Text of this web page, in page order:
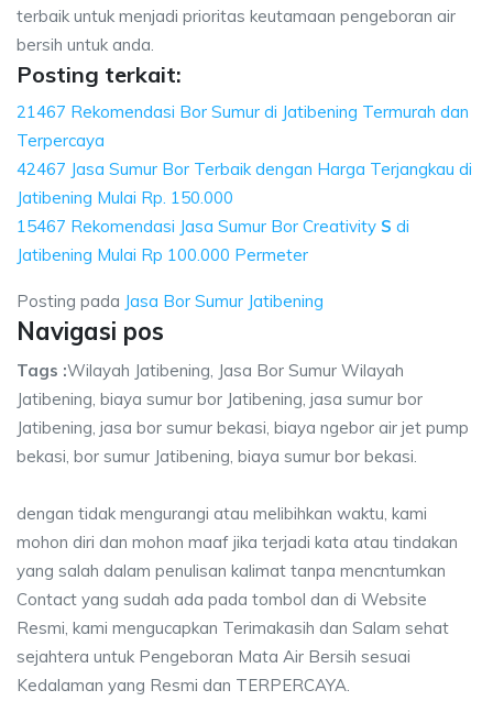
terbaik untuk menjadi prioritas keutamaan pengeboran air
bersih untuk anda.
Posting terkait:
21467 Rekomendasi Bor Sumur di Jatibening Termurah dan
Terpercaya
42467 Jasa Sumur Bor Terbaik dengan Harga Terjangkau di
Jatibening Mulai Rp. 150.000
15467 Rekomendasi Jasa Sumur Bor Creativity S di
Jatibening Mulai Rp 100.000 Permeter
Posting pada Jasa Bor Sumur Jatibening
Navigasi pos
Tags :Wilayah Jatibening, Jasa Bor Sumur Wilayah
Jatibening, biaya sumur bor Jatibening, jasa sumur bor
Jatibening, jasa bor sumur bekasi, biaya ngebor air jet pump
bekasi, bor sumur Jatibening, biaya sumur bor bekasi.
dengan tidak mengurangi atau melibihkan waktu, kami
mohon diri dan mohon maaf jika terjadi kata atau tindakan
yang salah dalam penulisan kalimat tanpa mencntumkan
Contact yang sudah ada pada tombol dan di Website
Resmi, kami mengucapkan Terimakasih dan Salam sehat
sejahtera untuk Pengeboran Mata Air Bersih sesuai
Kedalaman yang Resmi dan TERPERCAYA.